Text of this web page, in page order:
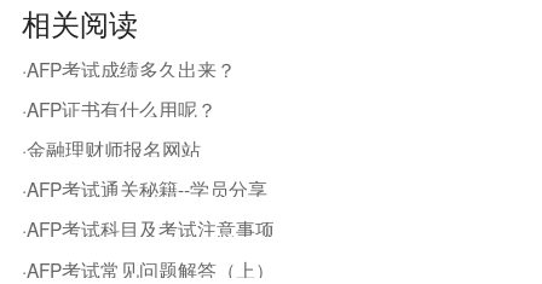
相关阅读
·AFP考试成绩多久出来？
·AFP证书有什么用呢？
·金融理财师报名网站
·AFP考试通关秘籍--学员分享
·AFP考试科目及考试注意事项
·AFP考试常见问题解答（上）